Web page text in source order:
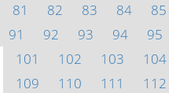
81
82 83 84 85
91
92 93 94 95
101
102 103 104
109
110 111 112